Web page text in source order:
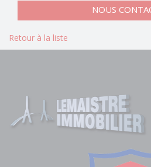
NOUS
Retour à la liste